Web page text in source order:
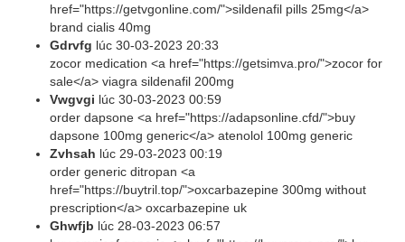
href="https://getvgonline.com/">sildenafil pills 25mg</a>
brand cialis 40mg
Gdrvfg lúc 30-03-2023 20:33
zocor medication <a href="https://getsimva.pro/">zocor for
sale</a> viagra sildenafil 200mg
Vwgvgi lúc 30-03-2023 00:59
order dapsone <a href="https://adapsonline.cfd/">buy
dapsone 100mg generic</a> atenolol 100mg generic
Zvhsah lúc 29-03-2023 00:19
order generic ditropan <a
href="https://buytril.top/">oxcarbazepine 300mg without
prescription</a> oxcarbazepine uk
Ghwfjb lúc 28-03-2023 06:57